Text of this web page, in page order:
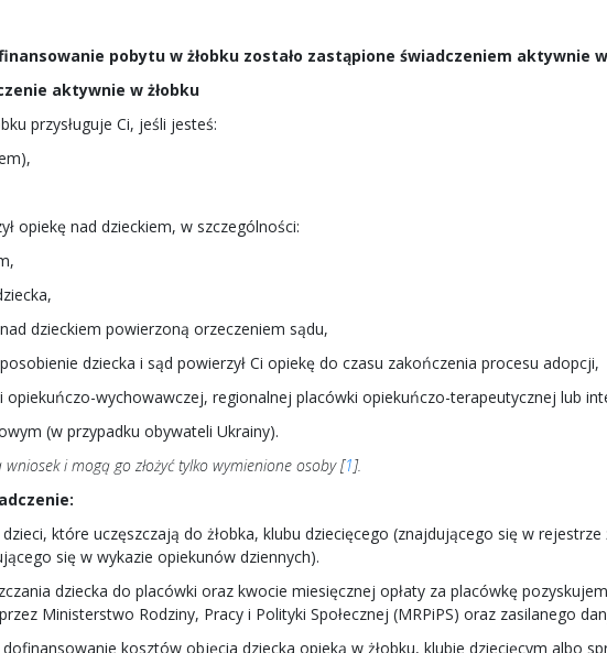
pobytu w żłobku zostało zastąpione świadczeniem aktywnie
aktywnie w żłobku
przysługuje Ci, jeśli jesteś:
opiekę nad dzieckiem, w szczególności:
dzieckiem powierzoną orzeczeniem sądu,
dziecka i sąd powierzył Ci opiekę do czasu zakończenia procesu adopcji,
opiekuńczo-wychowawczej, regionalnej placówki opiekuńczo-terapeutycznej lub
(w przypadku obywateli Ukrainy).
wniosek i mogą go złożyć tylko wymienione osoby [1].
dzieci, które uczęszczają do żłobka, klubu dziecięcego (znajdującego się w
się w wykazie opiekunów dziennych).
dziecka do placówki oraz kwocie miesięcznej opłaty za placówkę
Ministerstwo Rodziny, Pracy i Polityki Społecznej (MRPiPS) oraz zasilanego
dofinansowanie kosztów objęcia dziecka opieką w żłobku, klubie dziecięcym albo